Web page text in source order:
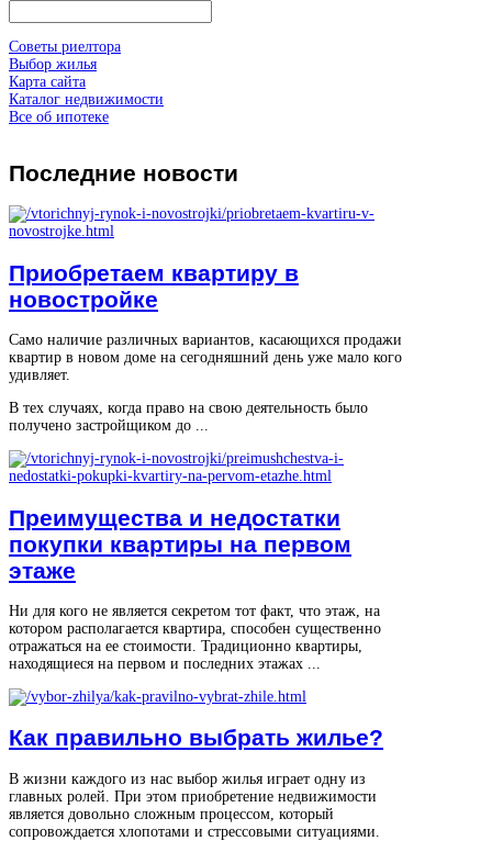
Советы риелтора
Выбор жилья
Карта сайта
Каталог недвижимости
Все об ипотеке
Последние новости
Приобретаем квартиру в
новостройке
Само наличие различных вариантов, касающихся продажи
квартир в новом доме на сегодняшний день уже мало кого
удивляет.
В тех случаях, когда право на свою деятельность было
получено застройщиком до ...
Преимущества и недостатки
покупки квартиры на первом
этаже
Ни для кого не является секретом тот факт, что этаж, на
котором располагается квартира, способен существенно
отражаться на ее стоимости. Традиционно квартиры,
находящиеся на первом и последних этажах ...
Как правильно выбрать жилье?
В жизни каждого из нас выбор жилья играет одну из
главных ролей. При этом приобретение недвижимости
является довольно сложным процессом, который
сопровождается хлопотами и стрессовыми ситуациями.